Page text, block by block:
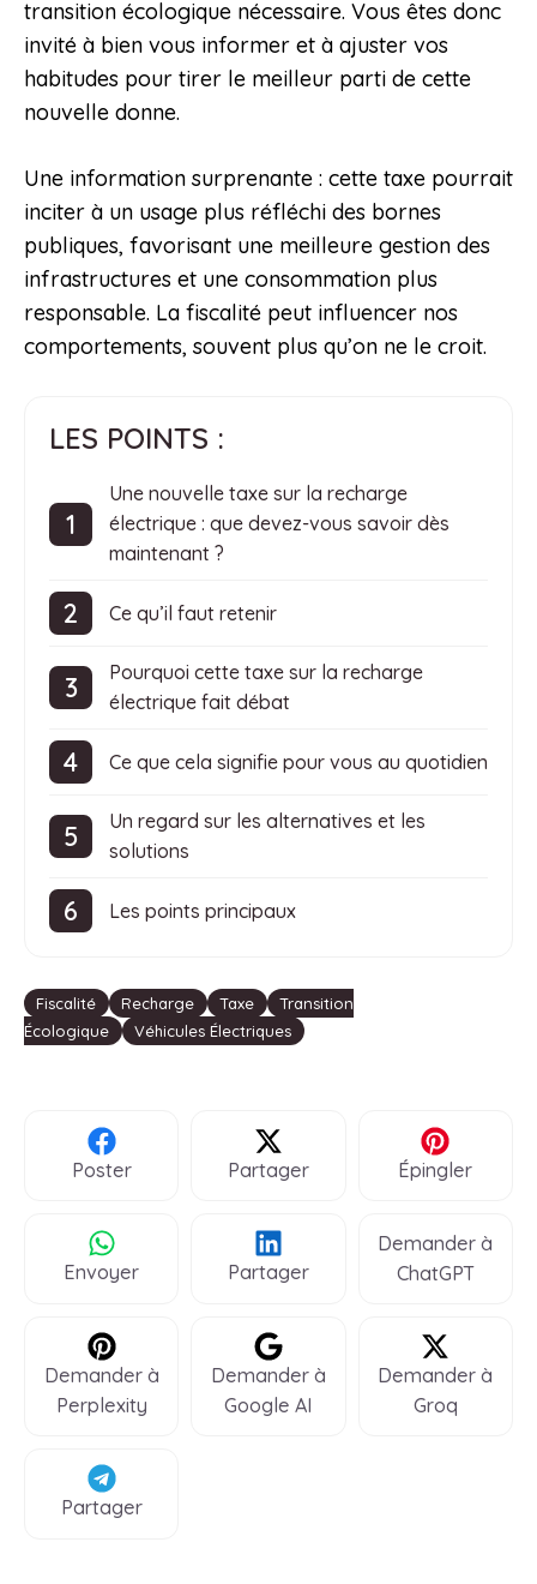
transition écologique nécessaire. Vous êtes donc
invité à bien vous informer et à ajuster vos
habitudes pour tirer le meilleur parti de cette
nouvelle donne.
Une information surprenante : cette taxe pourrait
inciter à un usage plus réfléchi des bornes
publiques, favorisant une meilleure gestion des
infrastructures et une consommation plus
responsable. La fiscalité peut influencer nos
comportements, souvent plus qu’on ne le croit.
LES POINTS :
Une nouvelle taxe sur la recharge
électrique : que devez-vous savoir dès
maintenant ?
Ce qu’il faut retenir
Pourquoi cette taxe sur la recharge
électrique fait débat
Ce que cela signifie pour vous au quotidien
Un regard sur les alternatives et les
solutions
Les points principaux
Étiquettes
Fiscalité Recharge Taxe
Transition
Écologique
Véhicules Électriques
Poster Partager Épingler
Envoyer Partager
Demander à
ChatGPT
Demander à
Perplexity
Demander à
Google AI
Demander à
Groq
Partager